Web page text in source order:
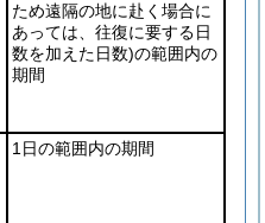
ため遠隔の地に赴く場合に
あっては、往復に要する日
数を加えた日数)の範囲内の
期間
1日の範囲内の期間